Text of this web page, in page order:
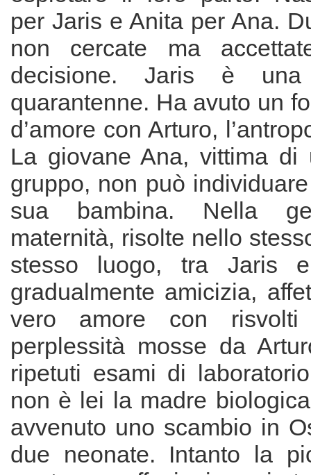
per Jaris e Anita per Ana.
non cercate ma
decisione. Jaris è una
quarantenne. Ha avuto un
d’amore con Arturo,
La giovane Ana, vittima di
gruppo, non può
sua bambina. Nella
maternità, risolte nello
stesso luogo, tra Jaris
gradualmente amicizia,
vero amore con
perplessità mosse da
ripetuti esami di
non è lei la madre
avvenuto uno scambio in
due neonate. Intanto la